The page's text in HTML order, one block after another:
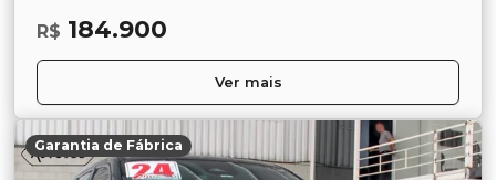
R$ 184.900
Ver mais
Garantia de Fábrica